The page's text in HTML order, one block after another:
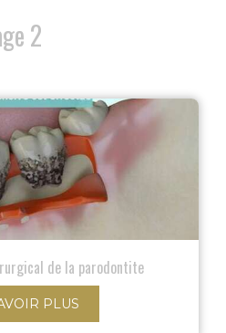
2
de la parodontite
PLUS